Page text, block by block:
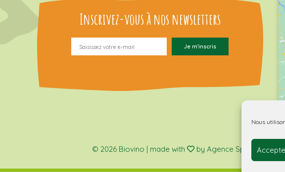
Nous
Inscrivez-vous à nos newsletters
© 2026 Biovino | made with by Agence Spritz.